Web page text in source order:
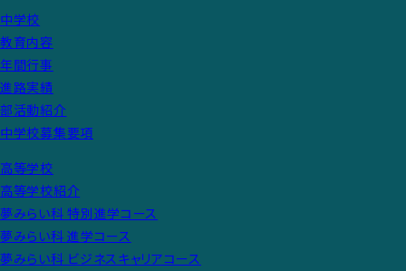
中学校
教育内容
年間行事
進路実績
部活動紹介
中学校募集要項
高等学校
高等学校紹介
夢みらい科 特別進学コース
夢みらい科 進学コース
夢みらい科 ビジネスキャリアコース